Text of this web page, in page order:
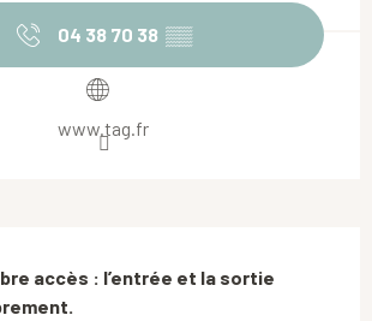
04 38 70 38 ▒▒
www.tag.fr
accès : l’entrée et la sortie